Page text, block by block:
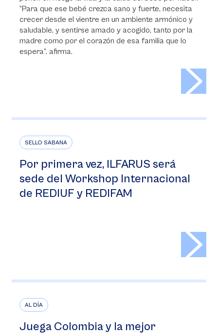
“Para que ese bebé crezca sano y fuerte, necesita
crecer desde el vientre en un ambiente armónico y
saludable, y sentirse amado y acogido, tanto por la
madre como por el corazón de esa familia que lo
espera”, afirma.
SELLO SABANA
Por primera vez, ILFARUS será
sede del Workshop Internacional
de REDIUF y REDIFAM
AL DÍA
Juega Colombia y la mejor